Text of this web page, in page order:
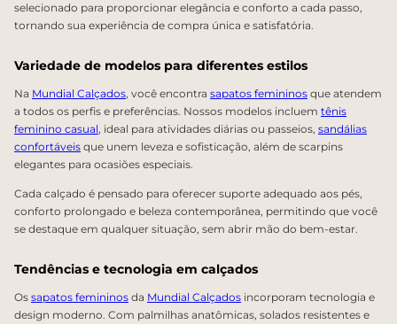
selecionado para proporcionar elegância e conforto a cada passo,
tornando sua experiência de compra única e satisfatória.
Variedade de modelos para diferentes estilos
Na Mundial Calçados , você encontra sapatos femininos que atendem
a todos os perfis e preferências. Nossos modelos incluem tênis
feminino casual , ideal para atividades diárias ou passeios, sandálias
confortáveis que unem leveza e sofisticação, além de scarpins
elegantes para ocasiões especiais.
Cada calçado é pensado para oferecer suporte adequado aos pés,
conforto prolongado e beleza contemporânea, permitindo que você
se destaque em qualquer situação, sem abrir mão do bem-estar.
Tendências e tecnologia em calçados
Os sapatos femininos da Mundial Calçados incorporam tecnologia e
design moderno. Com palmilhas anatômicas, solados resistentes e